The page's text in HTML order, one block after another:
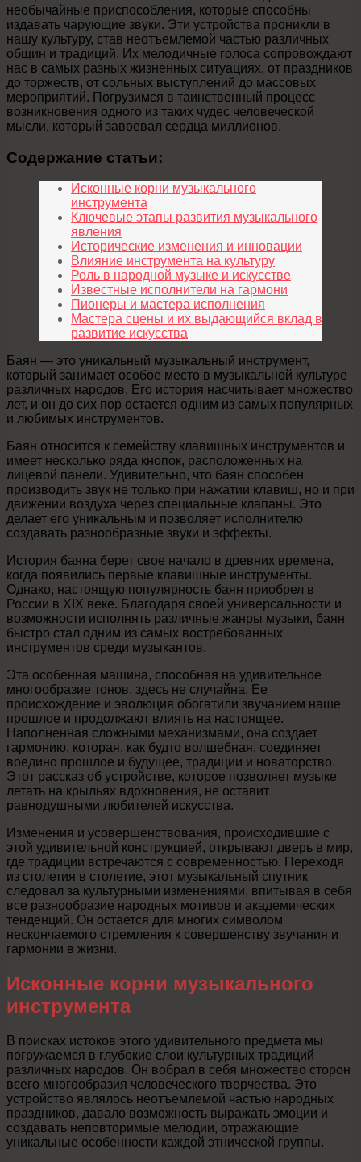
необычайные приспособления, которые способны
издавать чарующие звуки. Эти устройства проникли в
нашу культуру, став неотъемлемой частью различных
общин и традиций. Их мелодичные голоса сопровождают
нас в самых разных жизненных ситуациях, от праздников
до торжеств, от сольных выступлений до массовых
мероприятий. Погрузимся в таинственный процесс
возникновения одного из таких чудес человеческой
мысли, который завоевал сердца миллионов.
Содержание статьи:
Исконные корни музыкального
инструмента
Ключевые этапы развития музыкального
явления
Исторические изменения и инновации
Влияние инструмента на культуру
Роль в народной музыке и искусстве
Известные исполнители на гармони
Пионеры и мастера исполнения
Мастера сцены и их выдающийся вклад в
развитие искусства
Баян — это уникальный музыкальный инструмент,
который занимает особое место в музыкальной культуре
различных народов. Его история насчитывает множество
лет, и он до сих пор остается одним из самых популярных
и любимых инструментов.
Баян относится к семейству клавишных инструментов и
имеет несколько ряда кнопок, расположенных на
лицевой панели. Удивительно, что баян способен
производить звук не только при нажатии клавиш, но и при
движении воздуха через специальные клапаны. Это
делает его уникальным и позволяет исполнителю
создавать разнообразные звуки и эффекты.
История баяна берет свое начало в древних времена,
когда появились первые клавишные инструменты.
Однако, настоящую популярность баян приобрел в
России в XIX веке. Благодаря своей универсальности и
возможности исполнять различные жанры музыки, баян
быстро стал одним из самых востребованных
инструментов среди музыкантов.
Эта особенная машина, способная на удивительное
многообразие тонов, здесь не случайна. Ее
происхождение и эволюция обогатили звучанием наше
прошлое и продолжают влиять на настоящее.
Наполненная сложными механизмами, она создает
гармонию, которая, как будто волшебная, соединяет
воедино прошлое и будущее, традиции и новаторство.
Этот рассказ об устройстве, которое позволяет музыке
летать на крыльях вдохновения, не оставит
равнодушными любителей искусства.
Изменения и усовершенствования, происходившие с
этой удивительной конструкцией, открывают дверь в мир,
где традиции встречаются с современностью. Переходя
из столетия в столетие, этот музыкальный спутник
следовал за культурными изменениями, впитывая в себя
все разнообразие народных мотивов и академических
тенденций. Он остается для многих символом
нескончаемого стремления к совершенству звучания и
гармонии в жизни.
Исконные корни музыкального
инструмента
В поисках истоков этого удивительного предмета мы
погружаемся в глубокие слои культурных традиций
различных народов. Он вобрал в себя множество сторон
всего многообразия человеческого творчества. Это
устройство являлось неотъемлемой частью народных
праздников, давало возможность выражать эмоции и
создавать неповторимые мелодии, отражающие
уникальные особенности каждой этнической группы.